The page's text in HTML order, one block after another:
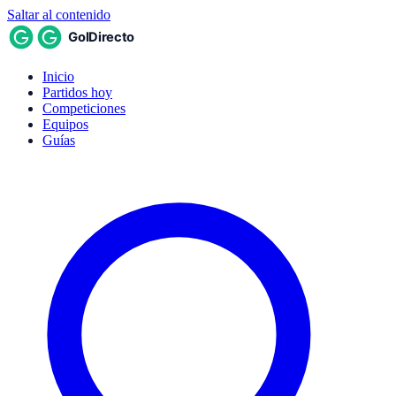
Saltar al contenido
Inicio
Partidos hoy
Competiciones
Equipos
Guías